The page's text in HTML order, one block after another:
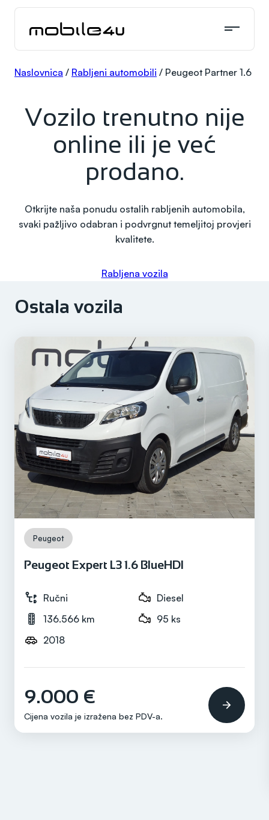
Skoči
sadržaja
Naslovnica / Rabljeni automobili / Peugeot Partner 1.6
Vozilo trenutno nije
online ili je već
prodano.
Otkrijte naša ponudu ostalih rabljenih automobila,
svaki pažljivo odabran i podvrgnut temeljitoj provjeri
kvalitete.
Rabljena vozila
Ostala vozila
Peugeot
Peugeot Expert L3 1.6 BlueHDI
Ručni
Diesel
136.566 km
95 ks
2018
9.000 €
Cijena vozila je izražena bez PDV-a.